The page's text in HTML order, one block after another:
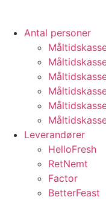
Antal personer
Leverandører
HelloFresh
RetNemt
Factor
BetterFeast